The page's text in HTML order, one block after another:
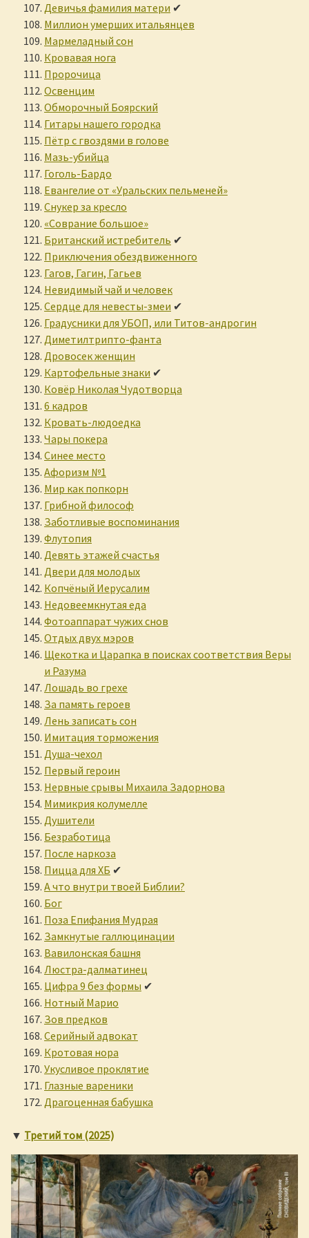
Девичья фамилия матери ✔
Миллион умерших итальянцев
Мармеладный сон
Кровавая нога
Пророчица
Освенцим
Обморочный Боярский
Гитары нашего городка
Пётр с гвоздями в голове
Мазь-убийца
Гоголь-Бардо
Евангелие от «Уральских пельменей»
Снукер за кресло
«Соврание большое»
Британский истребитель ✔
Приключения обездвиженного
Гагов, Гагин, Гагьев
Невидимый чай и человек
Сердце для невесты-змеи ✔
Градусники для УБОП, или Титов-андрогин
Диметилтрипто-фанта
Дровосек женщин
Картофельные знаки ✔
Ковёр Николая Чудотворца
6 кадров
Кровать-людоедка
Чары покера
Синее место
Афоризм №1
Мир как попкорн
Грибной философ
Заботливые воспоминания
Флутопия
Девять этажей счастья
Двери для молодых
Копчёный Иерусалим
Недовеемкнутая еда
Фотоаппарат чужих снов
Отдых двух мэров
Щекотка и Царапка в поисках соответствия Веры
и Разума
Лошадь во грехе
За память героев
Лень записать сон
Имитация торможения
Душа-чехол
Первый героин
Нервные срывы Михаила Задорнова
Мимикрия колумелле
Душители
Безработица
После наркоза
Пицца для ХБ ✔
А что внутри твоей Библии?
Бог
Поза Епифания Мудрая
Замкнутые галлюцинации
Вавилонская башня
Люстра-далматинец
Цифра 9 без формы ✔
Нотный Марио
Зов предков
Серийный адвокат
Кротовая нора
Укусливое проклятие
Глазные вареники
Драгоценная бабушка
▼ Третий том (2025)